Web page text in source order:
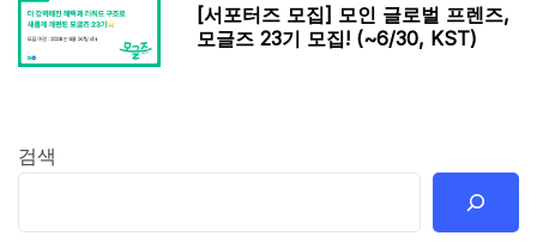
[서포터즈 모집] 모인 글로벌 프렌즈,
모글즈 23기 모집! (~6/30, KST)
검색